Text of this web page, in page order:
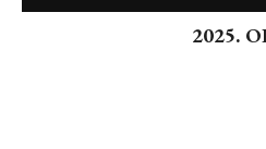
2025.